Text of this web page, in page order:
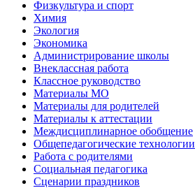
Физкультура и спорт
Химия
Экология
Экономика
Администрирование школы
Внеклассная работа
Классное руководство
Материалы МО
Материалы для родителей
Материалы к аттестации
Междисциплинарное обобщение
Общепедагогические технологии
Работа с родителями
Социальная педагогика
Сценарии праздников